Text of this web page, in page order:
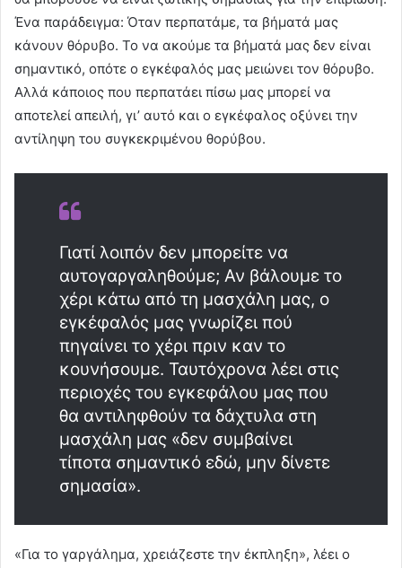
Ένα παράδειγμα: Όταν περπατάμε, τα βήματά μας
κάνουν θόρυβο. Το να ακούμε τα βήματά μας δεν είναι
σημαντικό, οπότε ο εγκέφαλός μας μειώνει τον θόρυβο.
Αλλά κάποιος που περπατάει πίσω μας μπορεί να
αποτελεί απειλή, γι’ αυτό και ο εγκέφαλος οξύνει την
αντίληψη του συγκεκριμένου θορύβου.
Γιατί λοιπόν δεν μπορείτε να
αυτογαργαληθούμε; Αν βάλουμε το
χέρι κάτω από τη μασχάλη μας, ο
εγκέφαλός μας γνωρίζει πού
πηγαίνει το χέρι πριν καν το
κουνήσουμε. Ταυτόχρονα λέει στις
περιοχές του εγκεφάλου μας που
θα αντιληφθούν τα δάχτυλα στη
μασχάλη μας «δεν συμβαίνει
τίποτα σημαντικό εδώ, μην δίνετε
σημασία».
«Για το γαργάλημα, χρειάζεστε την έκπληξη», λέει ο